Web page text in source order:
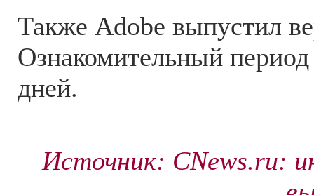
Также Adobe выпустил
Ознакомительный период
дней.
Источник: CNews.ru: